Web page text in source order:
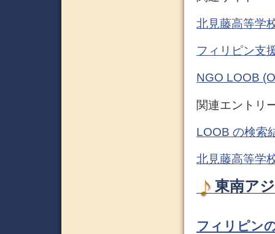
北見藤高等学
フィリピン支
NGO LOOB
関連エントリ
LOOB の検索
北見藤高等学
東南ア
フィリピン